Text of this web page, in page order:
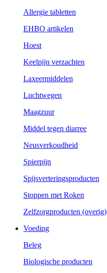
Allergie tabletten
EHBO artikelen
Hoest
Keelpijn verzachten
Laxeermiddelen
Luchtwegen
Maagzuur
Middel tegen diarree
Neusverkoudheid
Spierpijn
Spijsverteringsproducten
Stoppen met Roken
Zelfzorgproducten (overig)
Voeding
Beleg
Biologische producten